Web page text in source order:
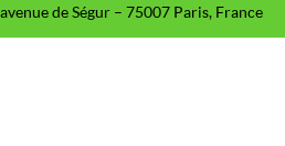
de Ségur – 75007 Paris, France